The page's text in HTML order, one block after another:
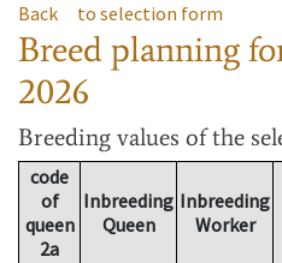
Back to selection form
Breed planning
2026
Breeding values of the
code
of
queen
2a
Inbreeding
Queen
Inbreeding
Worker